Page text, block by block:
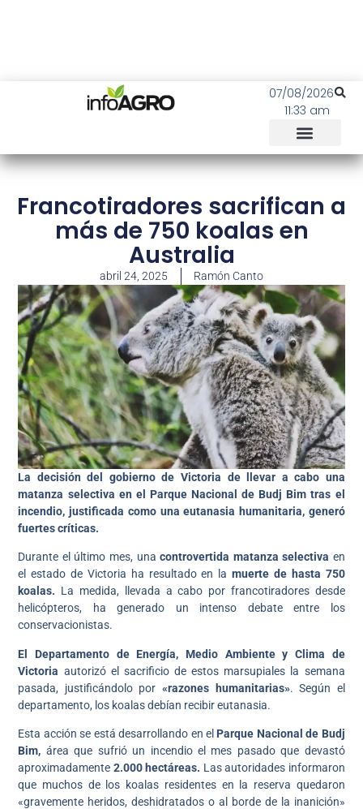
07/08/2026
11:33 am
Francotiradores sacrifican a
más de 750 koalas en
Australia
abril 24, 2025 Ramón Canto
La decisión del gobierno de Victoria de llevar a cabo una
matanza selectiva en el Parque Nacional de Budj Bim tras el
incendio, justificada como una eutanasia humanitaria, generó
fuertes críticas.
Durante el último mes, unacontrovertida matanza selectiva en
el estado de Victoria ha resultado en lamuerte de hasta 750
koalas. La medida, llevada a cabo por francotiradores desde
helicópteros, ha generado un intenso debate entre los
conservacionistas.
El Departamento de Energía, Medio Ambiente y Clima de
Victoria autorizó el sacrificio de estos marsupiales la semana
pasada, justificándolo por «razones humanitarias». Según el
departamento, los koalas debían recibir eutanasia.
Esta acción se está desarrollando en el Parque Nacional de Budj
Bim, área que sufrió un incendio el mes pasado que devastó
aproximadamente 2.000 hectáreas. Las autoridades informaron
que muchos de los koalas residentes en la reserva quedaron
«gravemente heridos, deshidratados o al borde de la inanición»